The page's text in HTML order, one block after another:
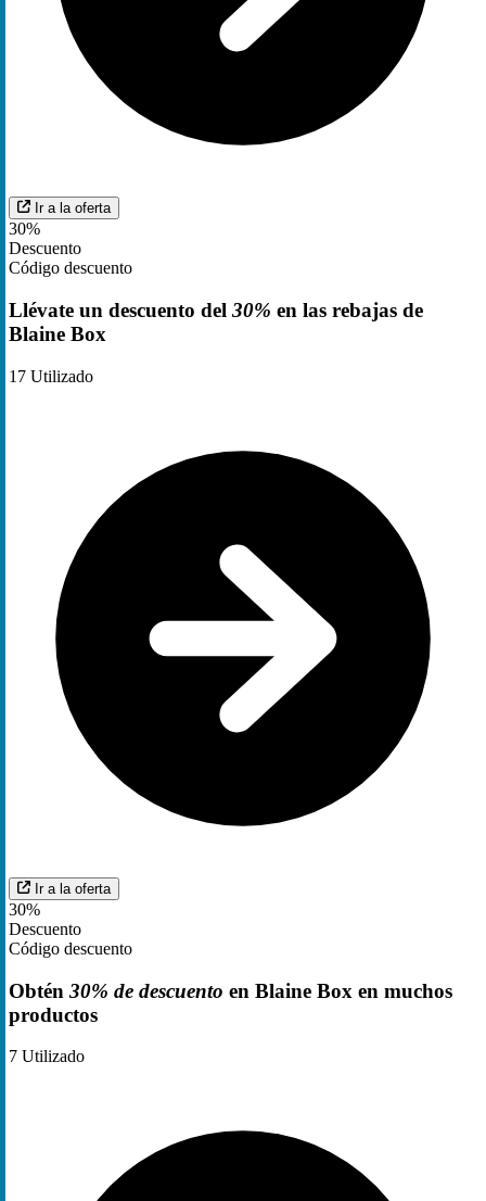
Ir a la oferta
30%
Descuento
Código descuento
Llévate un descuento del 30% en las rebajas de
Blaine Box
17 Utilizado
Ir a la oferta
30%
Descuento
Código descuento
Obtén 30% de descuento en Blaine Box en muchos
productos
7 Utilizado